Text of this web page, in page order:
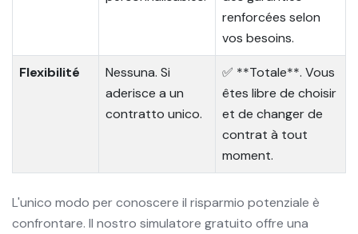
renforcées selon
vos besoins.
Flexibilité
Nessuna. Si
aderisce a un
contratto unico.
✅ **Totale**. Vous
êtes libre de choisir
et de changer de
contrat à tout
moment.
L'unico modo per conoscere il risparmio potenziale è
confrontare. Il nostro simulatore gratuito offre una